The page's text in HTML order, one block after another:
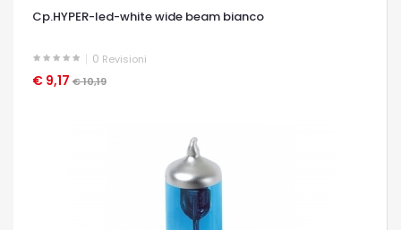
Cp.HYPER-led-white wide beam bianco
0 Revisioni
€ 9,17 € 10,19
OCCHIATA VELOCE